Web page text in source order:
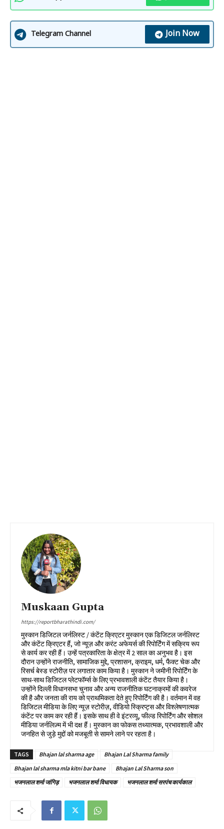
Telegram Channel Join Now
Muskaan Gupta
https://reportbharathindi.com/
मुस्कान डिजिटल जर्नलिस्ट / कंटेंट क्रिएटर मुस्कान एक डिजिटल जर्नलिस्ट
और कंटेंट क्रिएटर हैं, जो न्यूज़ और करंट अफेयर्स की रिपोर्टिंग में सक्रिय रूप
से कार्य कर रही हैं। उन्हें पत्रकारिता के क्षेत्र में 2 साल का अनुभव है। इस
दौरान उन्होंने राजनीति, सामाजिक मुद्दे, प्रशासन, क्राइम, धर्म, फैक्ट चेक और
रिसर्च बेस्ड स्टोरीज़ पर लगातार काम किया है। मुस्कान ने जमीनी रिपोर्टिंग के
साथ-साथ डिजिटल प्लेटफॉर्म्स के लिए प्रभावशाली कंटेंट तैयार किया है।
उन्होंने दिल्ली विधानसभा चुनाव और अन्य राजनीतिक घटनाक्रमों की कवरेज
की है और जनता की राय को प्राथमिकता देते हुए रिपोर्टिंग की है। वर्तमान में वह
डिजिटल मीडिया के लिए न्यूज़ स्टोरीज़, वीडियो स्क्रिप्ट्स और विश्लेषणात्मक
कंटेंट पर काम कर रही हैं। इसके साथ ही वे इंटरव्यू, फील्ड रिपोर्टिंग और सोशल
मीडिया जर्नलिज़्म में भी दक्ष हैं। मुस्कान का फोकस तथ्यात्मक, प्रभावशाली और
जनहित से जुड़े मुद्दों को मजबूती से सामने लाने पर रहता है।
TAGS Bhajan lal sharma age
Bhajan Lal Sharma family
Bhajan lal sharma mla kitni bar bane
Bhajan Lal Sharma son
भजनलाल शर्मा जांगिड़
भजनलाल शर्मा विधायक भजनलाल शर्मा सरपंच कार्यकाल